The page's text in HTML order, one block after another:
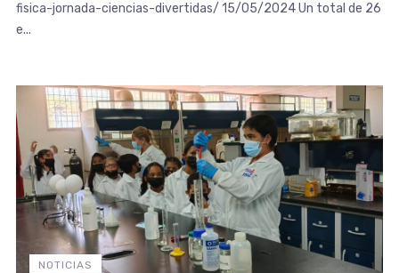
fisica-jornada-ciencias-divertidas/ 15/05/2024 Un total de 26
e...
NOTICIAS